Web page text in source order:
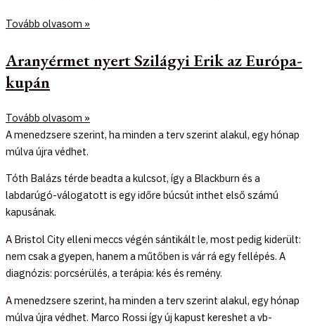
Tovább olvasom »
Aranyérmet nyert Szilágyi Erik az Európa-
kupán
Tovább olvasom »
A menedzsere szerint, ha minden a terv szerint alakul, egy hónap
múlva újra védhet.
Tóth Balázs térde beadta a kulcsot, így a Blackburn és a
labdarúgó-válogatott is egy időre búcsút inthet első számú
kapusának.
A Bristol City elleni meccs végén sántikált le, most pedig kiderült:
nem csak a gyepen, hanem a műtőben is vár rá egy fellépés. A
diagnózis: porcsérülés, a terápia: kés és remény.
A menedzsere szerint, ha minden a terv szerint alakul, egy hónap
múlva újra védhet. Marco Rossi így új kapust kereshet a vb-